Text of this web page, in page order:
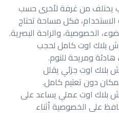
يختلف من غرفة لأخرى حسب
فكل مساحة تحتاج
الخصوصية، والراحة البصرية.
بلاك اوت كامل لحجب
هادئة ومريحة للنوم.
بلاك اوت جزئي يقلل
دون تعتيم كامل.
بلاك اوت عملي يساعد على
على الخصوصية أثناء